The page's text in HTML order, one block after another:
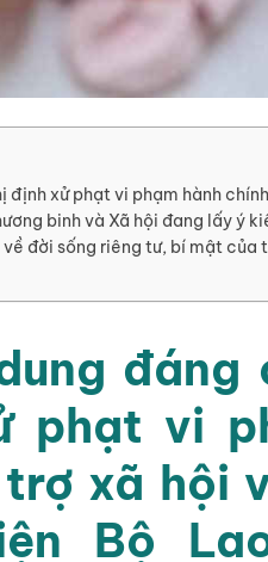
xử phạt vi phạm hành
binh và Xã hội đang lấy ý
đời sống riêng tư, bí mật của
đáng
phạt vi
xã hội
Bộ